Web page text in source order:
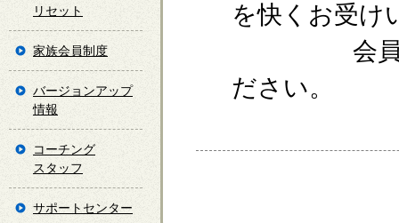
を快くお受け
会員の方
ださい。
リセット
家族会員制度
バージョンアップ
情報
コーチング
スタッフ
サポートセンター